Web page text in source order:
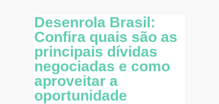
Desenrola Brasil:
Confira quais são as
principais dívidas
negociadas e como
aproveitar a
oportunidade